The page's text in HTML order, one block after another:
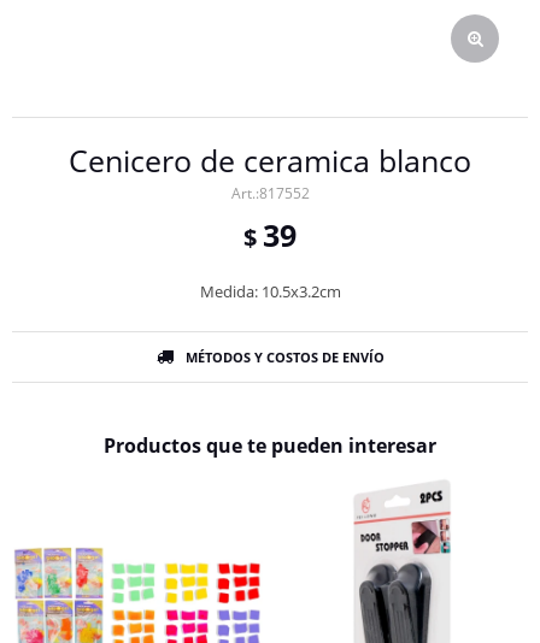
Cenicero de ceramica blanco
817552
$ 39
Medida: 10.5x3.2cm
MÉTODOS Y COSTOS DE ENVÍO
Productos que te pueden interesar